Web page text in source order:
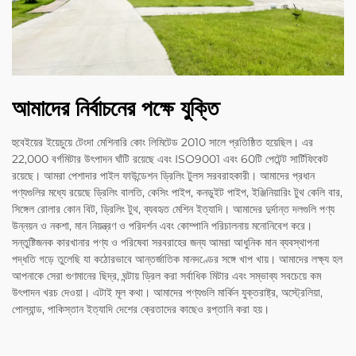
আমাদের নির্বাচনের পক্ষে যুক্তি
হুবেইয়ের ইয়েচুয়ে টেংদা মেশিনারি কোং লিমিটেড 2010 সালে প্রতিষ্ঠিত হয়েছিল। এর
22,000 বর্গমিটার উৎপাদন ঘাঁটি রয়েছে এবং ISO9001 এবং 60টি পেটেন্ট সার্টিফিকেট
রয়েছে। আমরা পেশাদার পাইল ফাউন্ডেশন ড্রিলিং টুলস সরবরাহকারী। আমাদের প্রধান
পণ্যগুলির মধ্যে রয়েছে ড্রিলিং বালতি, কেসিং পাইপ, কনডুইট পাইপ, ইঞ্জিনিয়ারিং টুথ কেলি বার,
সিঙ্গেল রোলার কোন বিট, ড্রিলিং টুথ, ব্যবহৃত মেশিন ইত্যাদি। আমাদের দুর্দান্ত দলগুলি পণ্য
উন্নয়ন ও নকশা, মান নিয়ন্ত্রণ ও পরিদর্শন এবং কোম্পানি পরিচালনায় মনোনিবেশ করে।
সন্তুষ্টিজনক কারখানার পণ্য ও পরিষেবা সরবরাহের জন্য আমরা আধুনিক মান ব্যবস্থাপনা
পদ্ধতি গড়ে তুলেছি যা কঠোরভাবে আন্তর্জাতিক মানদণ্ডের সঙ্গে খাপ খায়। আমাদের লক্ষ্য হল
আপনাকে সেরা গুণমানের ছিদ্র, ঘন্টায় ড্রিল করা সর্বাধিক মিটার এবং সম্ভাব্য সবচেয়ে কম
উৎপাদন খরচ দেওয়া। এটাই মূল কথা। আমাদের পণ্যগুলি মার্কিন যুক্তরাষ্ট্র, অস্ট্রেলিয়া,
পোল্যান্ড, পাকিস্তান ইত্যাদি দেশের ক্রেতাদের কাছেও রপ্তানি করা হয়।